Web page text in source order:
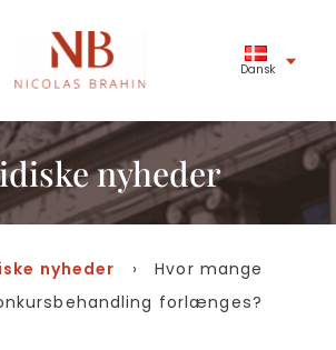
Dansk
nyheder
nyheder › Hvor mange
forlænges?